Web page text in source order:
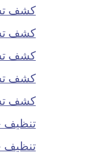
كشف
كشف
كشف
كشف
كشف
تنظيف
تنظيف